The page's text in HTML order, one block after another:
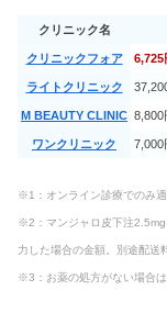
クリニック名
クリニックフォア 6,725
ライトクリニック
M BEAUTY CLINIC 8,800
ワンクリニック 7,000
※1：オンライン診療でのみ
※2：マンジャロ皮下注2.5mg
力した場合の金額。別途配送
※3：お薬の処方がない場合